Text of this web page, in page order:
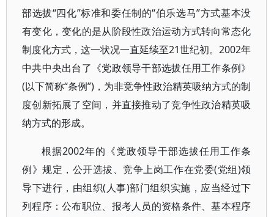
部选拔“四化”标准和委任制的“伯乐选马”方式基本没
有变化，变化的是从阶段性政治运动方式转向常态化
制度化方式，这一状况一直延续至21世纪初。2002年
中共中央出台了《党政领导干部选拔任用工作条例》
(以下简称“条例”)，为非竞争性政治精英吸纳方式的制
度创新拓展了空间，并直接推动了竞争性政治精英吸
纳方式的形成。
根据2002年的《党政领导干部选拔任用工作条
例》规定，公开选拔、竞争上岗工作在党委(党组)领
导下进行，由组织(人事)部门组织实施，应当经过下
列程序：公布职位、报考人员的资格条件、基本程序